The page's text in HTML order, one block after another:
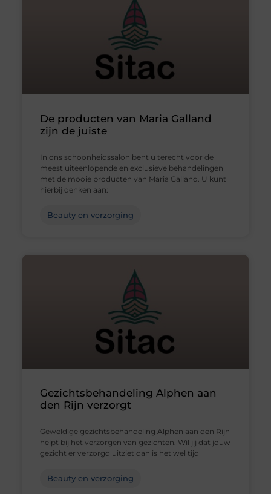
De producten van Maria Galland
zijn de juiste
In ons schoonheidssalon bent u terecht voor de
meest uiteenlopende en exclusieve behandelingen
met de mooie producten van Maria Galland. U kunt
hierbij denken aan:
Beauty en verzorging
Gezichtsbehandeling Alphen aan
den Rijn verzorgt
Geweldige gezichtsbehandeling Alphen aan den Rijn
helpt bij het verzorgen van gezichten. Wil jij dat jouw
gezicht er verzorgd uitziet dan is het wel tijd
Beauty en verzorging